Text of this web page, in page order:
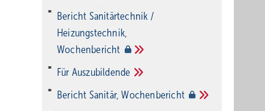
Bericht Sanitärtechnik /
Heizungstechnik,
Wochenbericht
Für Auszubildende
Bericht Sanitär,Wochenbericht